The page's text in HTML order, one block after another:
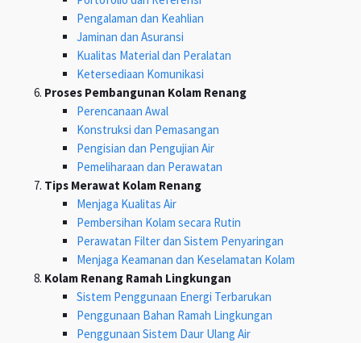
Pengalaman dan Keahlian
Jaminan dan Asuransi
Kualitas Material dan Peralatan
Ketersediaan Komunikasi
Proses Pembangunan Kolam Renang
Perencanaan Awal
Konstruksi dan Pemasangan
Pengisian dan Pengujian Air
Pemeliharaan dan Perawatan
Tips Merawat Kolam Renang
Menjaga Kualitas Air
Pembersihan Kolam secara Rutin
Perawatan Filter dan Sistem Penyaringan
Menjaga Keamanan dan Keselamatan Kolam
Kolam Renang Ramah Lingkungan
Sistem Penggunaan Energi Terbarukan
Penggunaan Bahan Ramah Lingkungan
Penggunaan Sistem Daur Ulang Air